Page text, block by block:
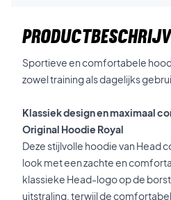
Sportieve en comfortabele
zowel training als dagelijks
Klassiek design en maximaal
Original Hoodie Royal
Deze stijlvolle hoodie van Head
look met een zachte en
klassieke Head-logo op de
uitstraling, terwijl de